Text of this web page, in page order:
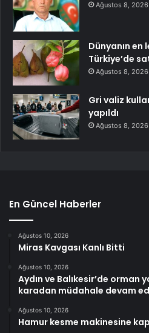
Ağustos 8, 2026
Dünyanın
Türkiye’de
Ağustos 8, 2026
Gri valiz
yapıldı
Ağustos 8, 2026
En Güncel Haberler
Ağustos 10, 2026
Miras Kavgası Kanlı Bitti
Ağustos 10, 2026
Aydın ve Balıkesir’de orman
karadan müdahale devam
Ağustos 10, 2026
Hamur kesme makinesine